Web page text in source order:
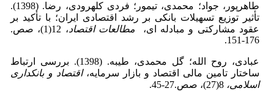
طاهرپور، جواد؛ محمدی، تیمور؛ فردی کلهرودی، رضا. (1398).
تأثیر توزیع تسهیلات بانکی بر رشد اقتصادی ایران؛ با تأکید بر
عقود مشارکتی و مبادله ای، مطالعات اقتصاد
، 12(1)، صص.
176-151.
عبادی، روح الله؛ گل محمدی، طیبه. (1398). بررسی ارتباط
ساختار تامین مالی اقتصاد و بازار سرمایه،اقتصاد و بانکداری
اسلامی،